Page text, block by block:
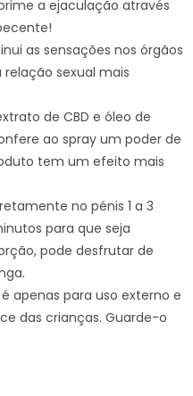
a ejaculação através
as sensações nos órgãos
sexual mais
de CBD e óleo de
ao spray um poder de
tem um efeito mais
no pénis 1 a 3
para que seja
pode desfrutar de
apenas para uso externo e
das crianças. Guarde-o